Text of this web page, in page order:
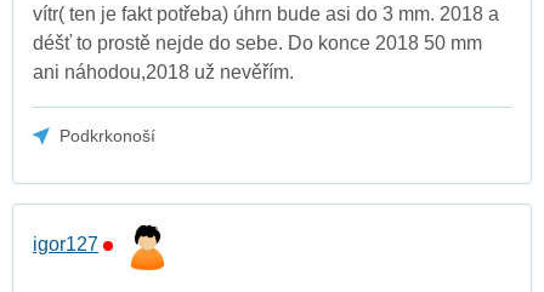
vítr( ten je fakt potřeba) úhrn bude asi do 3 mm. 2018 a
déšť to prostě nejde do sebe. Do konce 2018 50 mm
ani náhodou,2018 už nevěřím.
Podkrkonoší
igor127